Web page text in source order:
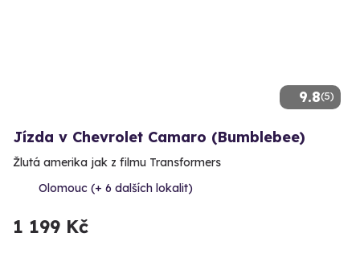
9.8(5)
Jízda v Chevrolet Camaro (Bumblebee)
Žlutá amerika jak z filmu Transformers
Olomouc (+ 6 dalších lokalit)
1 199 Kč